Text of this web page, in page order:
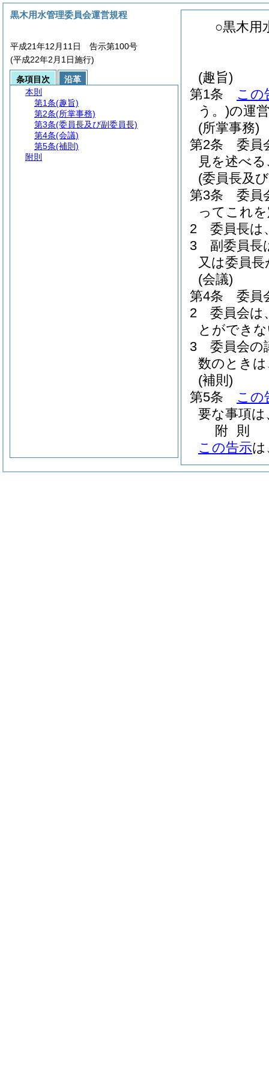
○黒木用
(趣旨)
第1条
この
う。)の運
(所掌事務)
第2条
委員
見を述べ
(委員長及
第3条
委員
ってこれ
2
委員長は
3
副委員長
又は委員
(会議)
第4条
委員
2
委員会は
とができ
3
委員会の
数のとき
(補則)
第5条
この
要な事項
附 則
この告示は
黒木用水管理委員会運営規程
平成21年12月11日 告示第100号
(平成22年2月1日施行)
条項目次
沿革
本則
第1条(趣旨)
第2条(所掌事務)
第3条(委員長及び副委員長)
第4条(会議)
第5条(補則)
附則